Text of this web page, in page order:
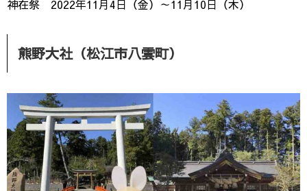
神在祭 2022年11月4日（金）～11月10日（木）
熊野大社（松江市八雲町）